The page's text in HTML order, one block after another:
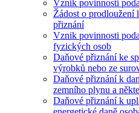
Vznik povinnosti
Žádost o prodloužení
přiznání
Vznik povinnosti
fyzických osob
Daňové přiznání ke
výrobků nebo ze
Daňové přiznání k
zemního plynu a
Daňové přiznání k